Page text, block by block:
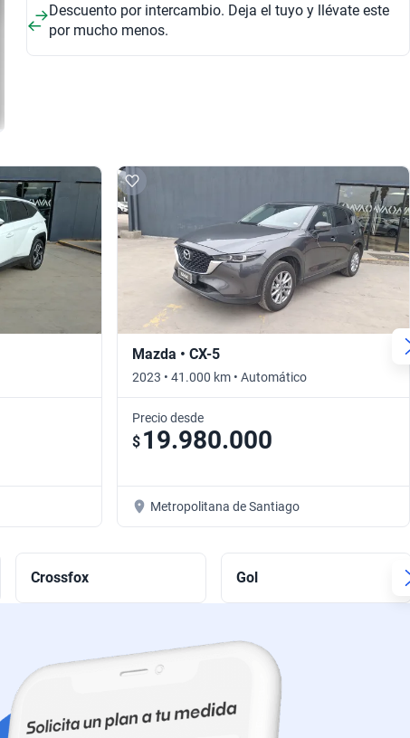
Descuento por intercambio. Deja el tuyo y llévate este
por mucho menos.
Mazda • CX-5
2023 • 41.000 km • Automático
Precio desde
$ 19.980.000
Metropolitana de Santiago
Crossfox Gol